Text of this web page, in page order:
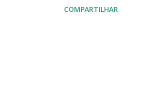
COMPARTILHAR